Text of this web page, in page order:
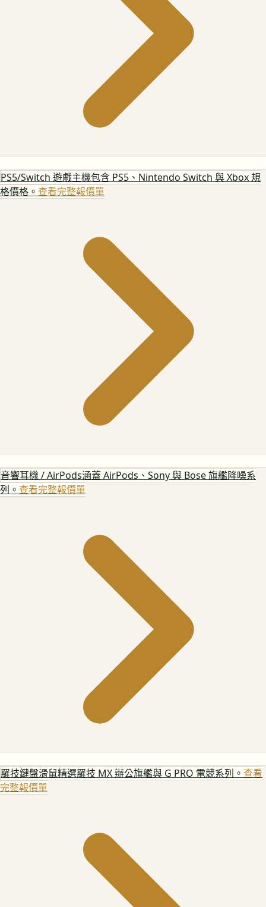
PS5/Switch 遊戲主機包含 PS5、Nintendo Switch 與 Xbox 規
格價格。 查看完整報價單
音響耳機 / AirPods涵蓋 AirPods、Sony 與 Bose 旗艦降噪系
列。 查看完整報價單
羅技鍵盤滑鼠精選羅技 MX 辦公旗艦與 G PRO 電競系列。 查看
完整報價單